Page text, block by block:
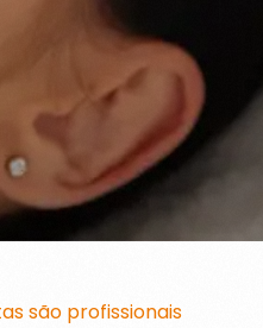
são profissionais